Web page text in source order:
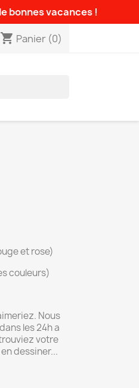
bonnes vacances !
shopping_cart Panier (0)
et rose)
couleurs)
Nous
les 24h a
votre
dessiner...